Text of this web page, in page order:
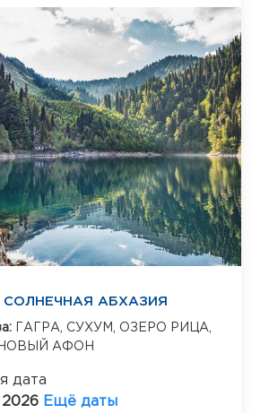
АБХАЗИЯ
ГАГРА, СУХУМ, ОЗЕРО РИЦА,
НОВЫЙ АФОН
дата
2026 Ещё даты